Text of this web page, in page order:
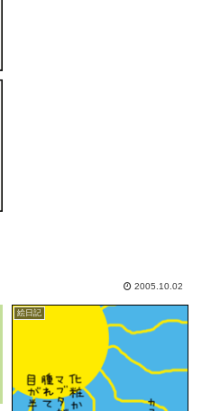
2005.10.02
絵日記